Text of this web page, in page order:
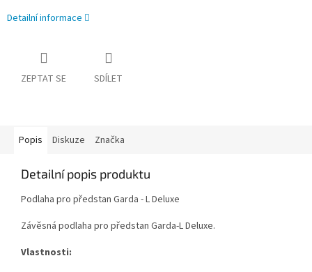
Detailní informace
ZEPTAT SE SDÍLET
Popis Diskuze Značka
Detailní popis produktu
Podlaha pro předstan Garda - L Deluxe
Závěsná podlaha pro předstan Garda-L Deluxe.
Vlastnosti: